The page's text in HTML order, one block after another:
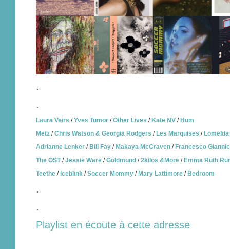
.
.
Laura Veirs / Yves Tumor / Other Lives / Kate NV / Hum
Metz / Chris Watson & Georgia Rodgers / Les Marquises / Lomelda
Adrianne Lenker / Bill Fay / Makaya McCraven / Francesco
The OST / Jessie Ware / Goldmund /2kilos &More / Emma Ruth
Teethe / Iceblink / Soccer Mommy / Mary Lattimore / Bedroom
.
.
Playlist en écoute à cette adresse